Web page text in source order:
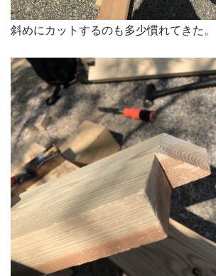
斜めにカットするのも多少慣れてきた。